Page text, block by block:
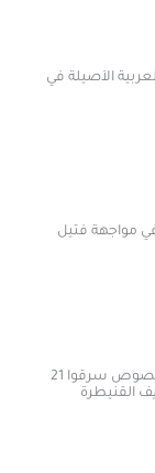
في
سرقة مصدر رزق متقاعد لصوص سرقوا 21